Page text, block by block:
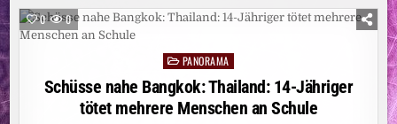
0 0
PostedPANORAMA
Schüsse nahe Bangkok: Thailand: 14-Jähriger
tötet mehrere Menschen an Schule